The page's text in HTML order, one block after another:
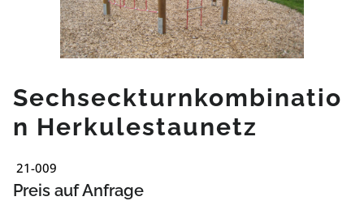
Sechseckturnkombinatio
n Herkulestaunetz
21-009
Preis auf Anfrage